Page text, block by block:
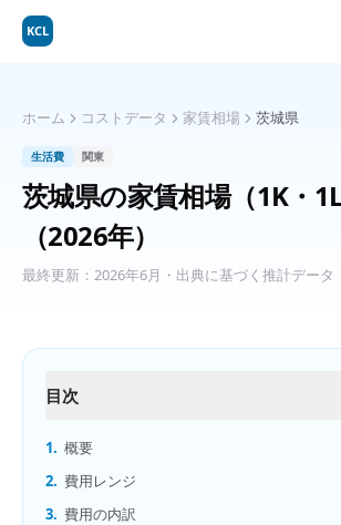
KCL
ホーム コストデータ 家賃相場 茨城県
生活費 関東
茨城県の家賃相場（1K・
（2026年）
最終更新： 2026年6月 ・出典に基づく推計データ
目次
1. 概要
2. 費用レンジ
3. 費用の内訳